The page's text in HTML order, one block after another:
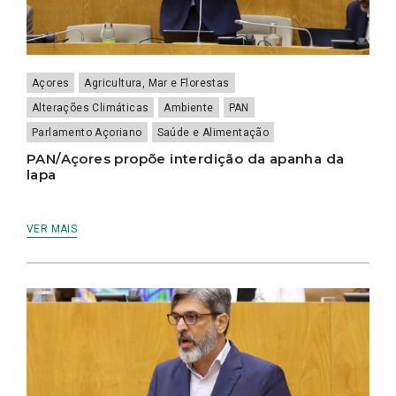
Açores
Agricultura, Mar e Florestas
Alterações Climáticas
Ambiente
PAN
Parlamento Açoriano
Saúde e Alimentação
PAN/Açores propõe interdição da apanha da
lapa
VER MAIS